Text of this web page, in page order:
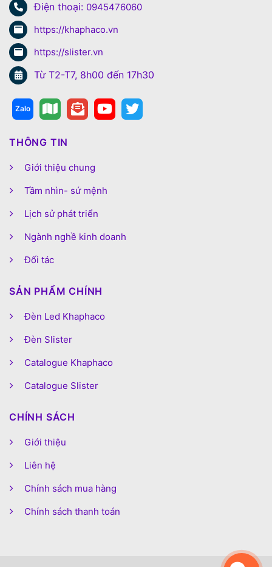
Điện thoại: 0945476060
https://khaphaco.vn
https://slister.vn
Từ T2-T7, 8h00 đến 17h30
THÔNG TIN
Giới thiệu chung
Tầm nhìn- sứ mệnh
Lịch sử phát triển
Ngành nghề kinh doanh
Đối tác
SẢN PHẨM CHÍNH
Đèn Led Khaphaco
Đèn Slister
Catalogue Khaphaco
Catalogue Slister
CHÍNH SÁCH
Giới thiệu
Liên hệ
Chính sách mua hàng
Chính sách thanh toán